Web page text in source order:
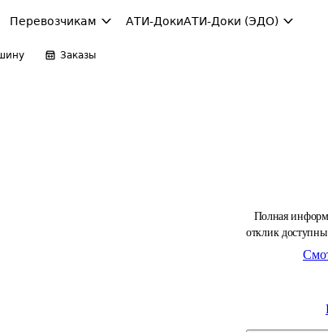
Перевозчикам АТИ-ДокиАТИ-Доки (ЭДО)
Заказы
Полная
отклик